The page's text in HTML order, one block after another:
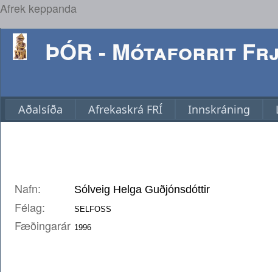
Afrek keppanda
ÞÓR - Mótaforrit
Aðalsíða Afrekaskrá FRÍ Innskráning
Nafn:
Félag:
Fæðingarár